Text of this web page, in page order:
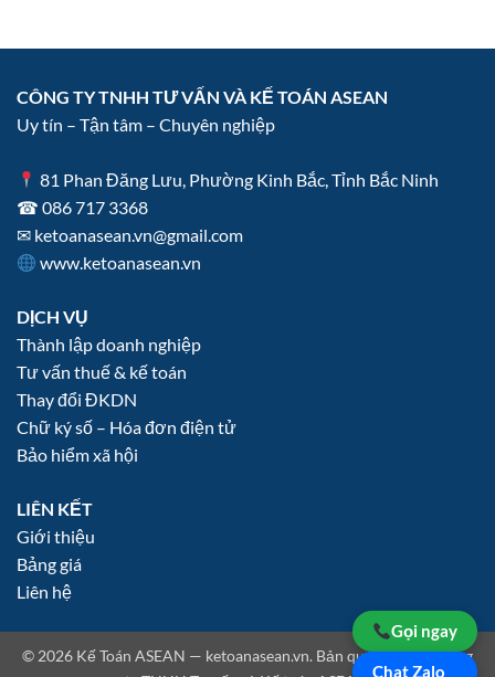
Gọi ngay
Chat Zalo
CÔNG TY TNHH TƯ VẤN VÀ KẾ TOÁN ASEAN
Uy tín – Tận tâm – Chuyên nghiệp
81 Phan Đăng Lưu, Phường Kinh Bắc, Tỉnh Bắc Ninh
☎ 086 717 3368
✉ ketoanasean.vn@gmail.com
www.ketoanasean.vn
DỊCH VỤ
Thành lập doanh nghiệp
Tư vấn thuế & kế toán
Thay đổi ĐKDN
Chữ ký số – Hóa đơn điện tử
Bảo hiểm xã hội
LIÊN KẾT
Giới thiệu
Bảng giá
Liên hệ
© 2026 Kế Toán ASEAN — ketoanasean.vn. Bản quyền thuộc Công